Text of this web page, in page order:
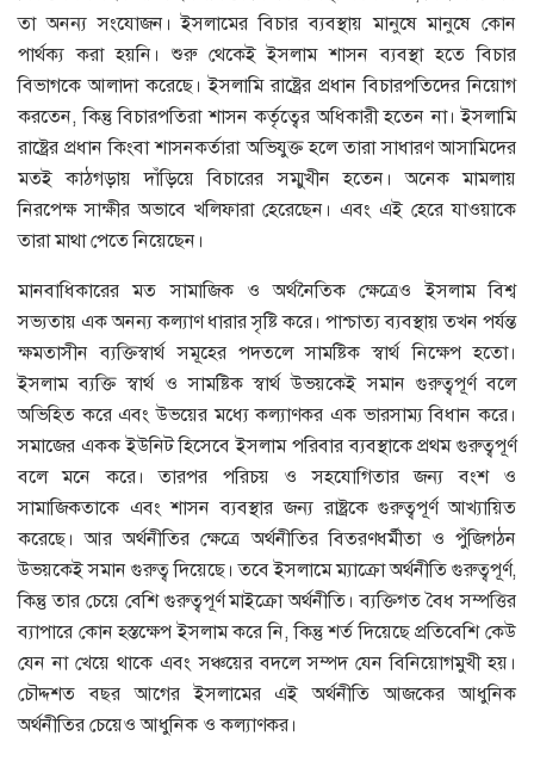
তা অনন্য সংযোজন। ইসলামের বিচার ব্যবস্থায় মানুষে মানুষে কোন
পার্থক্য করা হয়নি। শুরু থেকেই ইসলাম শাসন ব্যবস্থা হতে বিচার
বিভাগকে আলাদা করেছে। ইসলামি রাষ্ট্রের প্রধান বিচারপতিদের নিয়োগ
করতেন, কিন্তু বিচারপতিরা শাসন কর্তৃত্বের অধিকারী হতেন না। ইসলামি
রাষ্ট্রের প্রধান কিংবা শাসনকর্তারা অভিযুক্ত হলে তারা সাধারণ আসামিদের
মতই কাঠগড়ায় দাঁড়িয়ে বিচারের সম্মুখীন হতেন। অনেক মামলায়
নিরপেক্ষ সাক্ষীর অভাবে খলিফারা হেরেছেন। এবং এই হেরে যাওয়াকে
তারা মাথা পেতে নিয়েছেন।
মানবাধিকারের মত সামাজিক ও অর্থনৈতিক ক্ষেত্রেও ইসলাম বিশ্ব
সভ্যতায় এক অনন্য কল্যাণ ধারার সৃষ্টি করে। পাশ্চাত্য ব্যবস্থায় তখন পর্যন্ত
ক্ষমতাসীন ব্যক্তিস্বার্থ সমূহের পদতলে সামষ্টিক স্বার্থ নিক্ষেপ হতো।
ইসলাম ব্যক্তি স্বার্থ ও সামষ্টিক স্বার্থ উভয়কেই সমান গুরুত্বপূর্ণ বলে
অভিহিত করে এবং উভয়ের মধ্যে কল্যাণকর এক ভারসাম্য বিধান করে।
সমাজের একক ইউনিট হিসেবে ইসলাম পরিবার ব্যবস্থাকে প্রথম গুরুত্বপূর্ণ
বলে মনে করে। তারপর পরিচয় ও সহযোগিতার জন্য বংশ ও
সামাজিকতাকে এবং শাসন ব্যবস্থার জন্য রাষ্ট্রকে গুরুত্বপূর্ণ আখ্যায়িত
করেছে। আর অর্থনীতির ক্ষেত্রে অর্থনীতির বিতরণধর্মীতা ও পুঁজিগঠন
উভয়কেই সমান গুরুত্ব দিয়েছে। তবে ইসলামে ম্যাক্রো অর্থনীতি গুরুত্বপূর্ণ,
কিন্তু তার চেয়ে বেশি গুরুত্বপূর্ণ মাইক্রো অর্থনীতি। ব্যক্তিগত বৈধ সম্পত্তির
ব্যাপারে কোন হস্তক্ষেপ ইসলাম করে নি, কিন্তু শর্ত দিয়েছে প্রতিবেশি কেউ
যেন না খেয়ে থাকে এবং সঞ্চয়ের বদলে সম্পদ যেন বিনিয়োগমুখী হয়।
চৌদ্দশত বছর আগের ইসলামের এই অর্থনীতি আজকের আধুনিক
অর্থনীতির চেয়েও আধুনিক ও কল্যাণকর।